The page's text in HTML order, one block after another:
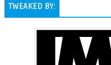
TWEAKED BY: